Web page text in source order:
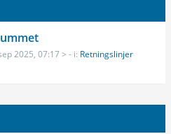
2025, 07:17 > - i: Retningslinjer